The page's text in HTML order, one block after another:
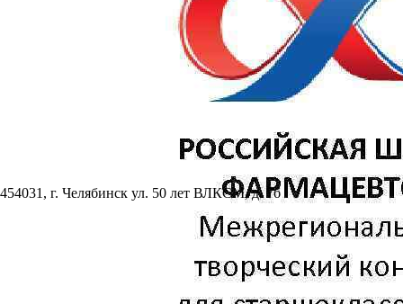
454031, г. Челябинск ул. 50 лет ВЛКСМ, д. 7б